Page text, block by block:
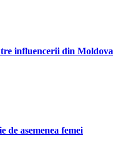
influencerii din Moldova
de asemenea femei